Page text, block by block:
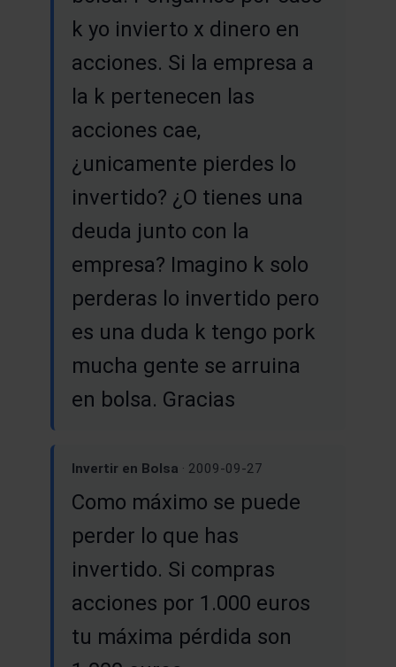
k yo invierto x dinero en
acciones. Si la empresa a
la k pertenecen las
acciones cae,
¿unicamente pierdes lo
invertido? ¿O tienes una
deuda junto con la
empresa? Imagino k solo
perderas lo invertido pero
es una duda k tengo pork
mucha gente se arruina
en bolsa. Gracias
Invertir en Bolsa · 2009-09-27
Como máximo se puede
perder lo que has
invertido. Si compras
acciones por 1.000 euros
tu máxima pérdida son